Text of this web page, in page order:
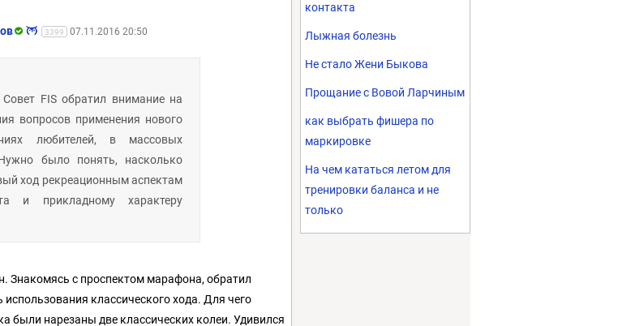
3399 07.11.2016 20:50
FIS обратил внимание на
вопросов применения нового
любителей, в массовых
было понять, насколько
ход рекреационным аспектам
и прикладному характеру
Знакомясь с проспектом марафона, обратил
классического хода. Для чего
были нарезаны две классических колеи. Удивился
контакта
Лыжная болезнь
Не стало Жени Быкова
Прощание с Вовой Ларчиным
как выбрать фишера по
маркировке
На чем кататься летом для
тренировки баланса и не
только